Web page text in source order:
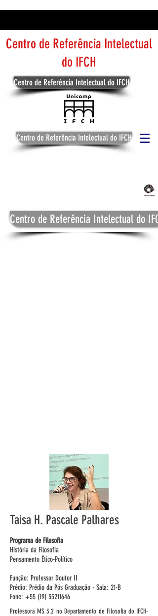
Centro de Referência Intelectual
do IFCH
Centro de Referência Intelectual do IFCH
Centro de Referência Intelectual do IFCH
Centro de Referência Intelectual do IFCH
Centro de Referência Intelectual do
Taisa H. Pascale Palhares
Programa de Filosofia
História da Filosofia
Pensamento Ético-Político
Função: Professor Doutor II
Prédio: Prédio da Pós Graduação - Sala: 21-B
Fone: +55 (19) 35211646
Professora MS 3.2 no Departamento de Filosofia do IFCH-